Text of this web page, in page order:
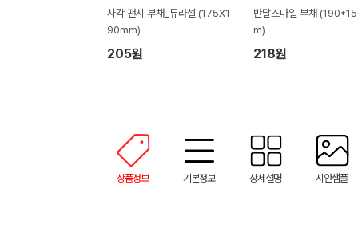
사각 팬시 부채_듀라셀 (175X1
90mm)
205원
반달스마일 부채
m)
218원
상품정보 기본정보 상세설명 시안샘플